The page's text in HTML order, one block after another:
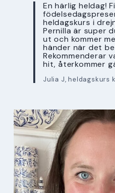
En härlig heldag!
heldagskurs i
Pernilla är super
ut och kommer
händer när det
Rekommenderar
hit, återkommer
Julia J, heldagskurs